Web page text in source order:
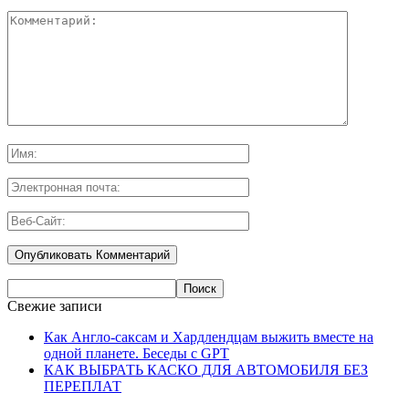
Свежие записи
Как Англо-саксам и Хардлендцам выжить вместе на
одной планете. Беседы с GPT
КАК ВЫБРАТЬ КАСКО ДЛЯ АВТОМОБИЛЯ БЕЗ
ПЕРЕПЛАТ